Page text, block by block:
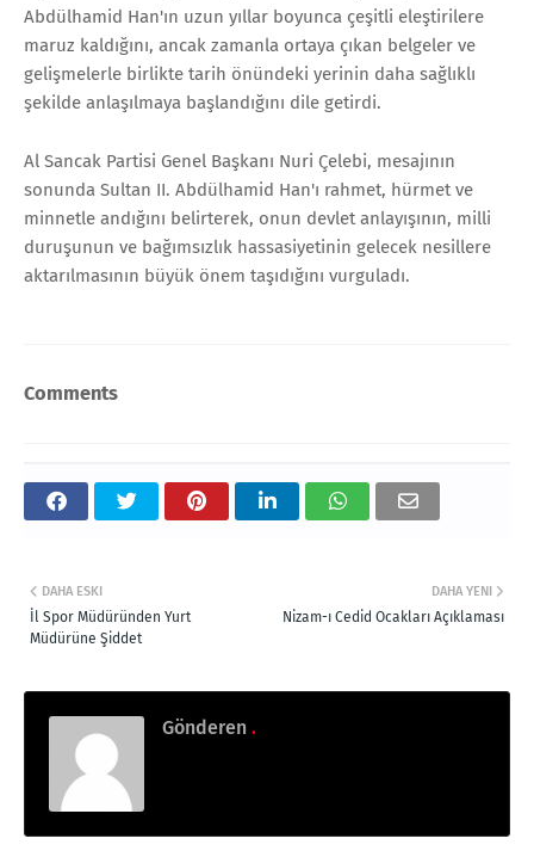
Abdülhamid Han'ın uzun yıllar boyunca çeşitli eleştirilere
maruz kaldığını, ancak zamanla ortaya çıkan belgeler ve
gelişmelerle birlikte tarih önündeki yerinin daha sağlıklı
şekilde anlaşılmaya başlandığını dile getirdi.
Al Sancak Partisi Genel Başkanı Nuri Çelebi, mesajının
sonunda Sultan II. Abdülhamid Han'ı rahmet, hürmet ve
minnetle andığını belirterek, onun devlet anlayışının, milli
duruşunun ve bağımsızlık hassasiyetinin gelecek nesillere
aktarılmasının büyük önem taşıdığını vurguladı.
Comments
DAHA YENI
Nizam-ı Cedid Ocakları Açıklaması
DAHA ESKI
İl Spor Müdüründen Yurt
Müdürüne Şiddet
Gönderen .